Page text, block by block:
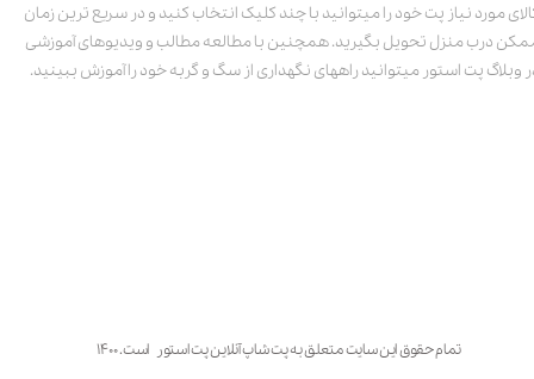
مورد نیاز پت خود را میتوانید با چند کلیک انتخاب کنید و در سریع ترین زمان
درب منزل تحویل بگیرید. همچنین با مطالعه مطالب و ویدیوهای آموزشی
وبلاگ پت استور میتوانید راههای نگهداری از سگ و گربه خود را آموزش ببینید.
تمام حقوق این سایت متعلق به پت شاپ آنلاین پت استور است. ۱۴۰۰